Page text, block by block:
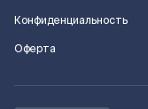
Конфиденциальность
Оферта